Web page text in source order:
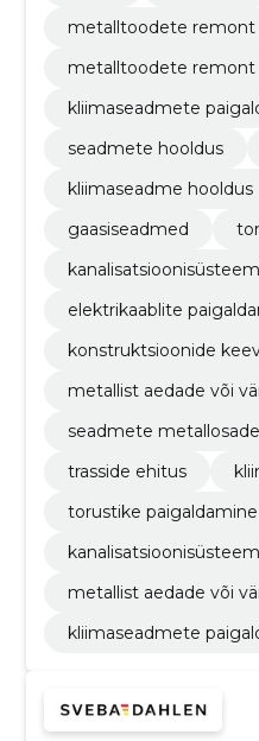
metalltoodete remont
metalltoodete remont
kliimaseadmete
seadmete hooldus
kliimaseadme hooldus
gaasiseadmed
elektrikaablite
konstruktsioonide
metallist aedade või
seadmete
trasside ehitus
torustike paigaldamine
metallist aedade või
kliimaseadmete